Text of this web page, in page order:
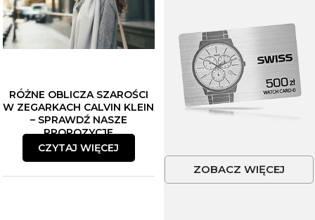
RÓŻNE OBLICZA SZAROŚCI
W ZEGARKACH CALVIN KLEIN
– SPRAWDŹ NASZE
PROPOZYCJE
CZYTAJ WIĘCEJ
ZOBACZ WIĘCEJ